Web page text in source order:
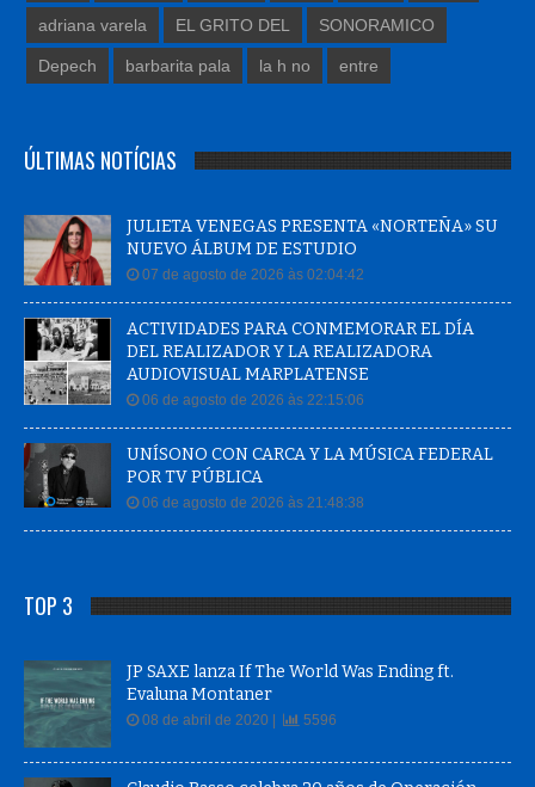
adriana varela EL GRITO DEL SONORAMICO
Depech barbarita pala la h no entre
ÚLTIMAS NOTÍCIAS
JULIETA VENEGAS PRESENTA «NORTEÑA» SU
NUEVO ÁLBUM DE ESTUDIO
07 de agosto de 2026 às 02:04:42
ACTIVIDADES PARA CONMEMORAR EL DÍA
DEL REALIZADOR Y LA REALIZADORA
AUDIOVISUAL MARPLATENSE
06 de agosto de 2026 às 22:15:06
UNÍSONO CON CARCA Y LA MÚSICA FEDERAL
POR TV PÚBLICA
06 de agosto de 2026 às 21:48:38
TOP 3
JP SAXE lanza If The World Was Ending ft.
Evaluna Montaner
08 de abril de 2020 | 5596